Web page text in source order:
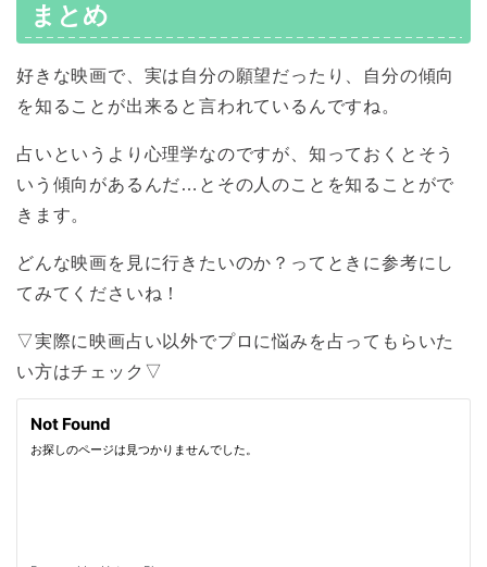
まとめ
好きな映画で、実は自分の願望だったり、自分の傾向
を知ることが出来ると言われているんですね。
占いというより心理学なのですが、知っておくとそう
いう傾向があるんだ…とその人のことを知ることがで
きます。
どんな映画を見に行きたいのか？ってときに参考にし
てみてくださいね！
▽実際に映画占い以外でプロに悩みを占ってもらいた
い方はチェック▽